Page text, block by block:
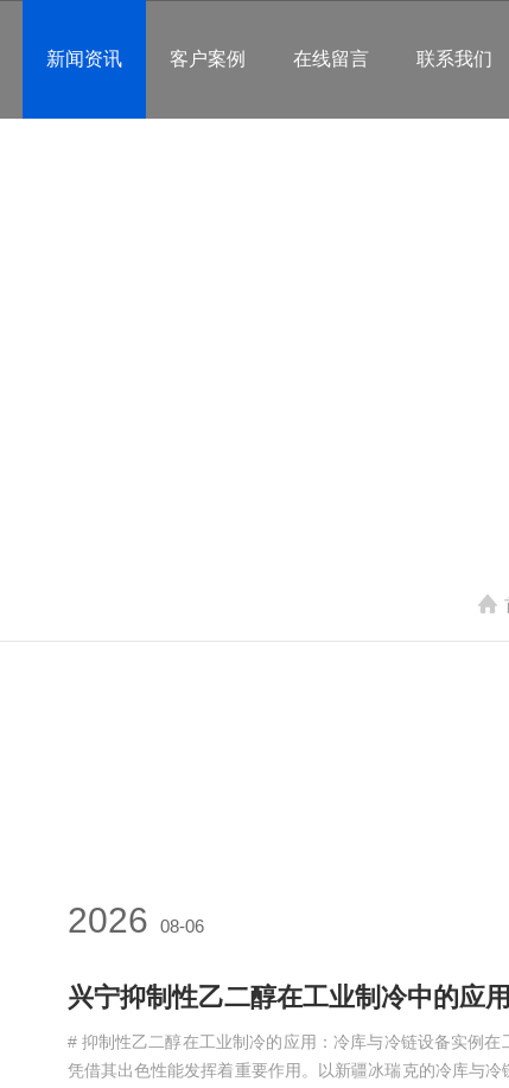
新闻资讯 客户案例 在线留言 联系我们
2026 08-06
# 抑制性乙二醇在工业制冷的应用：冷库与冷链设备实例
凭借其出色性能发挥着重要作用。以新疆冰瑞克的冷库与